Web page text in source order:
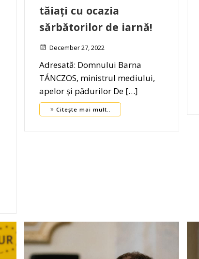
tăiați cu ocazia
sărbătorilor de iarnă!
December 27, 2022
Adresată: Domnului Barna
TÁNCZOS, ministrul mediului,
apelor și pădurilor De […]
Citește mai mult..